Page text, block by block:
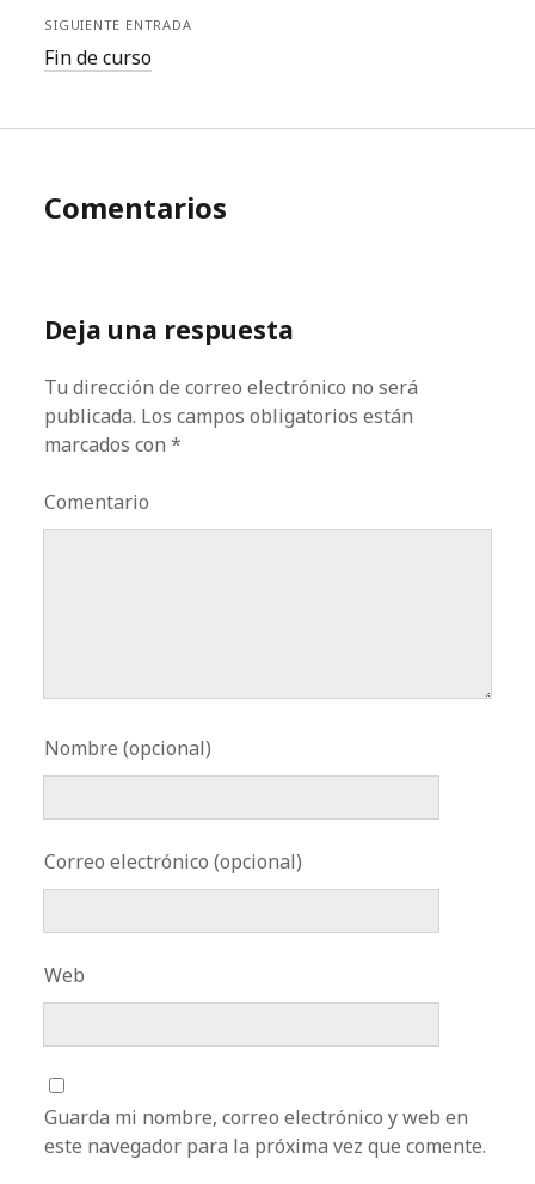
SIGUIENTE ENTRADA
Fin de curso
Comentarios
Deja una respuesta
Tu dirección de correo electrónico no será
publicada. Los campos obligatorios están
marcados con*
Comentario
Nombre (opcional)
Correo electrónico (opcional)
Web
Guarda mi nombre, correo electrónico y web en
este navegador para la próxima vez que comente.